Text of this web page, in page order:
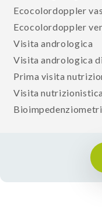
Ecocolordoppler
Ecocolordoppler
Visita andrologica
Visita andrologica
Prima visita
Visita